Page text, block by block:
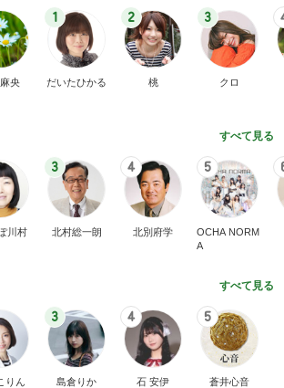
央
1
だいたひかる
2
桃
3
クロ
すべて見る
川村
3
北村総一朗
4
北別府学
5
OCHA NORM
A
すべて見る
りん
3
島倉りか
4
石 安伊
5
蒼井心音